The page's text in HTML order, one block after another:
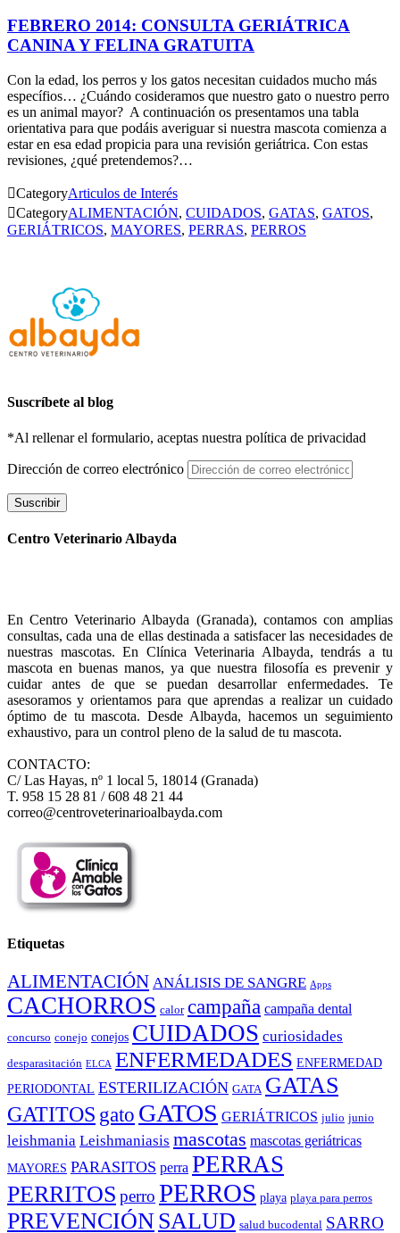
FEBRERO 2014: CONSULTA GERIÁTRICA
CANINA Y FELINA GRATUITA
Con la edad, los perros y los gatos necesitan cuidados mucho más
específios… ¿Cuándo cosideramos que nuestro gato o nuestro perro
es un animal mayor? A continuación os presentamos una tabla
orientativa para que podáis averiguar si nuestra mascota comienza a
estar en esa edad propicia para una revisión geriátrica. Con estas
revisiones, ¿qué pretendemos?…
CategoryArticulos de Interés
CategoryALIMENTACIÓN, CUIDADOS, GATAS, GATOS,
GERIÁTRICOS, MAYORES, PERRAS, PERROS
Suscríbete al blog
*Al rellenar el formulario, aceptas nuestra política de privacidad
Dirección de correo electrónico
Suscribir
Centro Veterinario Albayda
En Centro Veterinario Albayda (Granada), contamos con amplias
consultas, cada una de ellas destinada a satisfacer las necesidades de
nuestras mascotas. En Clínica Veterinaria Albayda, tendrás a tu
mascota en buenas manos, ya que nuestra filosofía es prevenir y
cuidar antes de que se puedan desarrollar enfermedades. Te
asesoramos y orientamos para que aprendas a realizar un cuidado
óptimo de tu mascota. Desde Albayda, hacemos un seguimiento
exhaustivo, para un control pleno de la salud de tu mascota.
CONTACTO:
C/ Las Hayas, nº 1 local 5, 18014 (Granada)
T. 958 15 28 81 / 608 48 21 44
correo@centroveterinarioalbayda.com
Etiquetas
ALIMENTACIÓN ANÁLISIS DE SANGRE Apps
CACHORROS calor campaña campaña dental
concurso conejo conejos CUIDADOS curiosidades
desparasitación ELCA ENFERMEDADES ENFERMEDAD
PERIODONTAL ESTERILIZACIÓN GATA GATAS
GATITOS gato GATOS GERIÁTRICOS julio junio
leishmania Leishmaniasis mascotas mascotas geriátricas
MAYORES PARASITOS perra PERRAS
PERRITOS perro PERROS playa playa para perros
PREVENCIÓNSALUD salud bucodental SARRO